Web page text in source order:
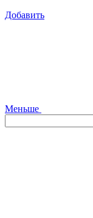
Добавить
Меньше